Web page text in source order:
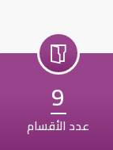
9
عدد الأقسام